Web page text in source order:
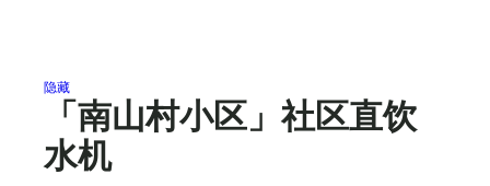
隐藏
「南山村小区」社区直饮
水机